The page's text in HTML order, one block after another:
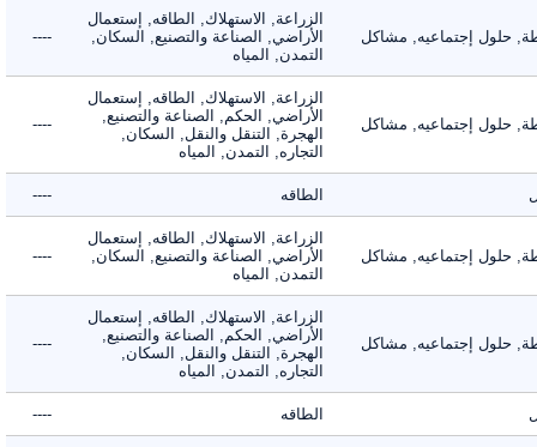
حلول إجتماعيه, مشاكل
الزراعة, الاستهلاك, الطاقه, إستعمال
الأراضي, الصناعة والتصنيع, السكان,
التمدن, المياه
----
حلول إجتماعيه, مشاكل
الزراعة, الاستهلاك, الطاقه, إستعمال
الأراضي, الحكم, الصناعة والتصنيع,
الهجرة, التنقل والنقل, السكان,
التجاره, التمدن, المياه
----
الطاقه ----
حلول إجتماعيه, مشاكل
الزراعة, الاستهلاك, الطاقه, إستعمال
الأراضي, الصناعة والتصنيع, السكان,
التمدن, المياه
----
حلول إجتماعيه, مشاكل
الزراعة, الاستهلاك, الطاقه, إستعمال
الأراضي, الحكم, الصناعة والتصنيع,
الهجرة, التنقل والنقل, السكان,
التجاره, التمدن, المياه
----
الطاقه ----